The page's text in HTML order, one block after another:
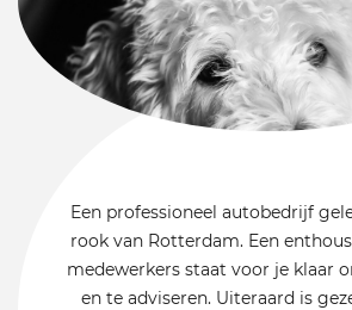
Een professioneel autobedrijf
rook van Rotterdam. Een
medewerkers staat voor je klaar
en te adviseren. Uiteraard is